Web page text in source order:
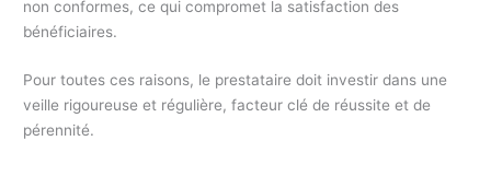
non conformes, ce qui compromet la satisfaction des
bénéficiaires.
Pour toutes ces raisons, le prestataire doit investir dans une
veille rigoureuse et régulière, facteur clé de réussite et de
pérennité.